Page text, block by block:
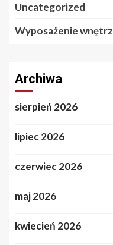
Uncategorized
Wyposażenie wnętrz
Archiwa
sierpień 2026
lipiec 2026
czerwiec 2026
maj 2026
kwiecień 2026